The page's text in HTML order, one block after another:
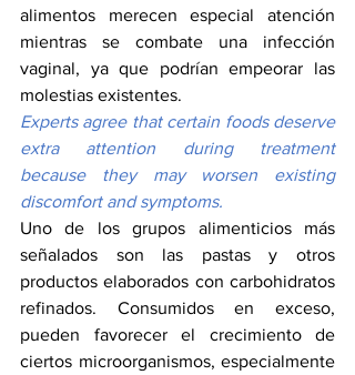
alimentos merecen especial atención
mientras se combate una infección
vaginal, ya que podrían empeorar las
molestias existentes.
Experts agree that certain foods deserve
extra attention during treatment
because they may worsen existing
discomfort and symptoms.
Uno de los grupos alimenticios más
señalados son las pastas y otros
productos elaborados con carbohidratos
refinados. Consumidos en exceso,
pueden favorecer el crecimiento de
ciertos microorganismos, especialmente